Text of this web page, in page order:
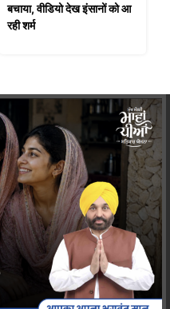
बचाया, वीडियो देख इंसानों को आ
रही शर्म